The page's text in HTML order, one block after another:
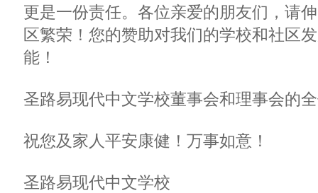
更是一份责任。各位亲爱的朋友们，请
区繁荣！您的赞助对我们的学校和社区
能！
圣路易现代中文学校董事会和理事会的
祝您及家人平安康健！万事如意！
圣路易现代中文学校